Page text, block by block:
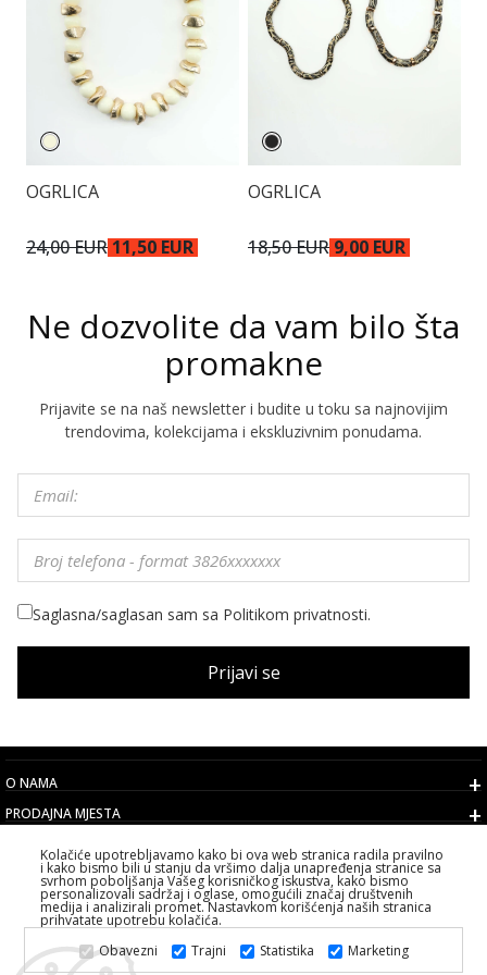
OGRLICA
24,00 EUR 11,50 EUR
OGRLICA
18,50 EUR 9,00 EUR
Ne dozvolite da vam bilo šta
promakne
Prijavite se na naš newsletter i budite u toku sa najnovijim
trendovima, kolekcijama i ekskluzivnim ponudama.
Saglasna/saglasan sam sa Politikom privatnosti.
Prijavi se
O NAMA
PRODAJNA MJESTA
KORISNIČKI SERVIS
IZABERITE DRŽAVU
2026 PS FASHION DESIGN DOO
SVA PRAVA ZADRŽANA ALL RIGHTS RESERVED
Kolačiće upotrebljavamo kako bi ova web stranica radila pravilno
i kako bismo bili u stanju da vršimo dalja unapređenja stranice sa
svrhom poboljšanja Vašeg korisničkog iskustva, kako bismo
personalizovali sadržaj i oglase, omogućili značaj društvenih
medija i analizirali promet. Nastavkom korišćenja naših stranica
prihvatate upotrebu kolačića.
Obavezni
Trajni Statistika Marketing